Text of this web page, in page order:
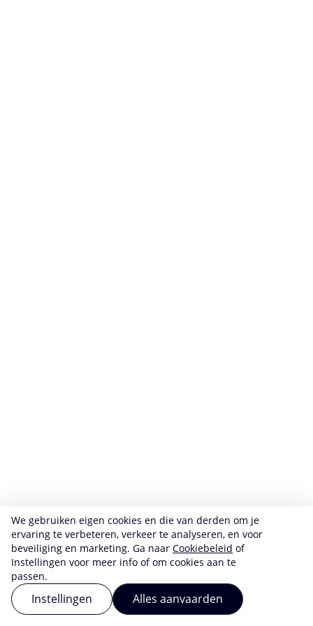
We gebruiken eigen cookies en die van derden om je
ervaring te verbeteren, verkeer te analyseren, en voor
beveiliging en marketing. Ga naar Cookiebeleid of
Instellingen voor meer info of om cookies aan te
passen.
Instellingen Alles aanvaarden